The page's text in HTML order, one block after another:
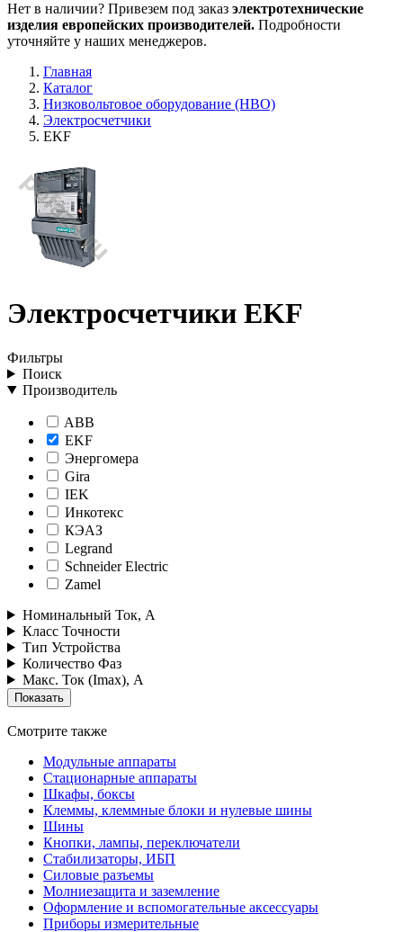
Нет в наличии? Привезем под заказ электротехнические
изделия европейских производителей. Подробности
уточняйте у наших менеджеров.
Главная
Каталог
Низковольтовое оборудование (НВО)
Электросчетчики
EKF
Электросчетчики EKF
Фильтры
Поиск
Производитель
ABB
EKF
Энергомера
Gira
IEK
Инкотекс
КЭАЗ
Legrand
Schneider Electric
Zamel
Номинальный Ток, А
Класс Точности
Тип Устройства
Количество Фаз
Макс. Ток (Imax), А
Смотрите также
Модульные аппараты
Стационарные аппараты
Шкафы, боксы
Клеммы, клеммные блоки и нулевые шины
Шины
Кнопки, лампы, переключатели
Стабилизаторы, ИБП
Силовые разъемы
Молниезащита и заземление
Оформление и вспомогательные аксессуары
Приборы измерительные